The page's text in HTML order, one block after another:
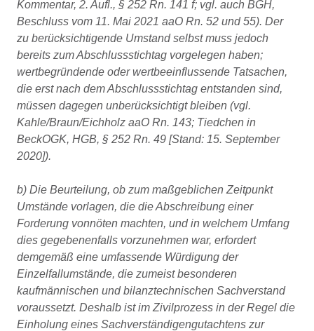
Kommentar, 2. Aufl., § 252 Rn. 141 f; vgl. auch BGH,
Beschluss vom 11. Mai 2021 aaO Rn. 52 und 55). Der
zu berücksichtigende Umstand selbst muss jedoch
bereits zum Abschlussstichtag vorgelegen haben;
wertbegründende oder wertbeeinflussende Tatsachen,
die erst nach dem Abschlussstichtag entstanden sind,
müssen dagegen unberücksichtigt bleiben (vgl.
Kahle/Braun/Eichholz aaO Rn. 143; Tiedchen in
BeckOGK, HGB, § 252 Rn. 49 [Stand: 15. September
2020]).
b) Die Beurteilung, ob zum maßgeblichen Zeitpunkt
Umstände vorlagen, die die Abschreibung einer
Forderung vonnöten machten, und in welchem Umfang
dies gegebenenfalls vorzunehmen war, erfordert
demgemäß eine umfassende Würdigung der
Einzelfallumstände, die zumeist besonderen
kaufmännischen und bilanztechnischen Sachverstand
voraussetzt. Deshalb ist im Zivilprozess in der Regel die
Einholung eines Sachverständigengutachtens zur